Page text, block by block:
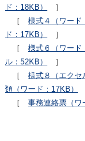
ド：18KB）
］
［ 様式４（ワード
ド：17KB）
］
［ 様式６（ワード
ル：52KB）
］
［ 様式８（エクセ
類（ワード：17KB）
［ 事務連絡票（ワ